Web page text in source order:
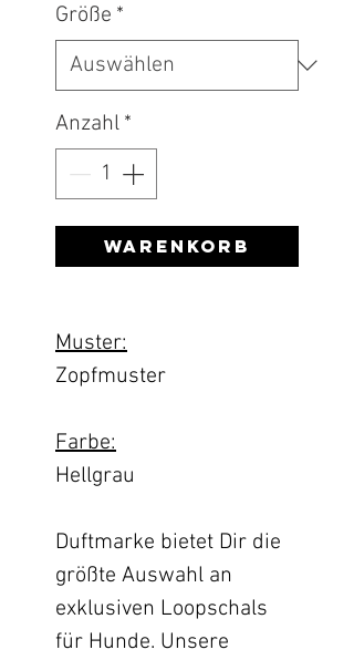
Größe *
Anzahl *
Warenkorb
Muster:
Zopfmuster
Farbe:
Hellgrau
Duftmarke bietet Dir die
größte Auswahl an
exklusiven Loopschals
für Hunde. Unsere